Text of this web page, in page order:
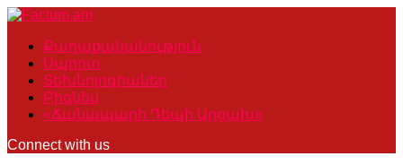
Քաղաքականություն
Սպորտ
Տեխնոլոգիաներ
Բիզնես
«Ճանապարհ Դեպի Արցախ»
Connect with us